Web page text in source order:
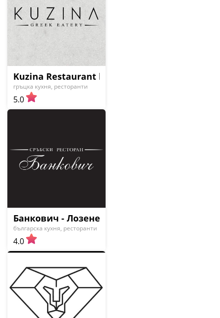
Kuzina Restaurant by Stefanos Stamidis
гръцка кухня, ресторанти
5.0
Банкович - Лозенец
българска кухня, ресторанти
4.0